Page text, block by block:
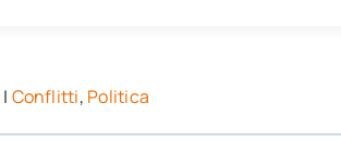
| Conflitti, Politica